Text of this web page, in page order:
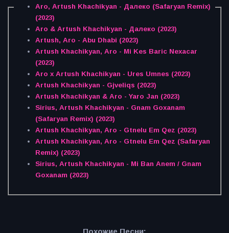
Aro, Artush Khachikyan - Далеко (Safaryan Remix)
(2023)
Aro & Artush Khachikyan - Далеко (2023)
Artush, Aro - Abu Dhabi (2023)
Artush Khachikyan, Aro - Mi Kes Baric Nexacar
(2023)
Aro x Artush Khachikyan - Ures Umnes (2023)
Artush Khachikyan - Gjveliqs (2023)
Artush Khachikyan & Aro - Yaro Jan (2023)
Sirius, Artush Khachikyan - Gnam Goxanam
(Safaryan Remix) (2023)
Artush Khachikyan, Aro - Gtnelu Em Qez (2023)
Artush Khachikyan, Aro - Gtnelu Em Qez (Safaryan
Remix) (2023)
Sirius, Artush Khachikyan - Mi Ban Anem / Gnam
Goxanam (2023)
Похожие Песни: